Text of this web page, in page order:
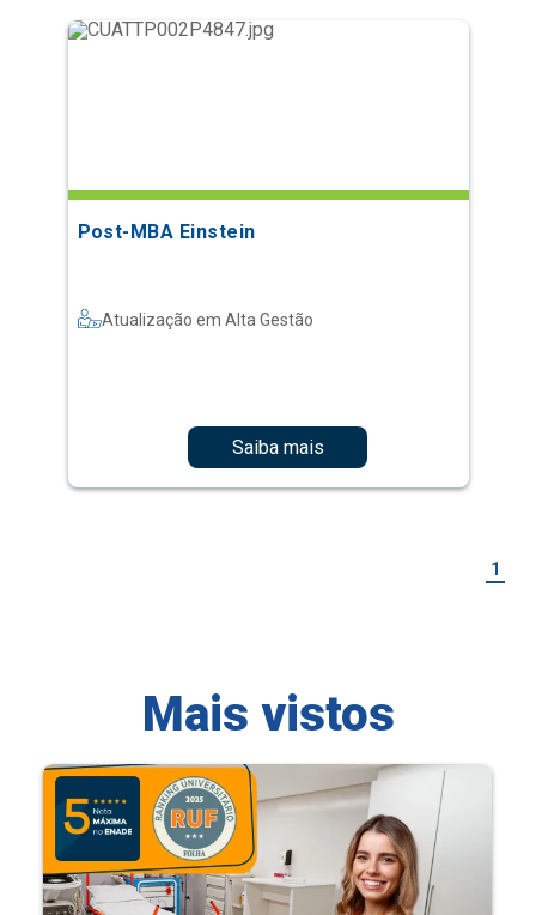
Post-MBA Einstein
Atualização em Alta Gestão
Saiba mais
1
Mais vistos